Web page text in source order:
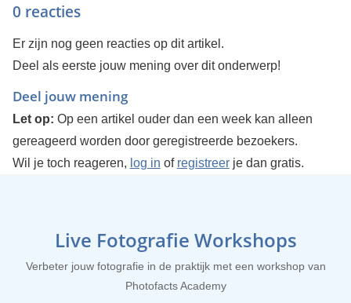
0 reacties
Er zijn nog geen reacties op dit artikel.
Deel als eerste jouw mening over dit onderwerp!
Deel jouw mening
Let op: Op een artikel ouder dan een week kan alleen
gereageerd worden door geregistreerde bezoekers.
Wil je toch reageren, log in of registreerje dan gratis.
Live Fotografie Workshops
Verbeter jouw fotografie in de praktijk met een workshop van
Photofacts Academy